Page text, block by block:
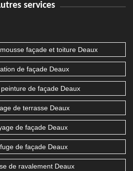
services
façade et toiture Deaux
de façade Deaux
de façade Deaux
de terrasse Deaux
de façade Deaux
de façade Deaux
de ravalement Deaux